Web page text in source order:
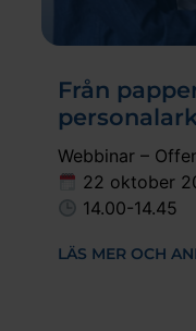
Från
Webbinar –
22 oktober
14.00-14.45
LÄS MER OCH